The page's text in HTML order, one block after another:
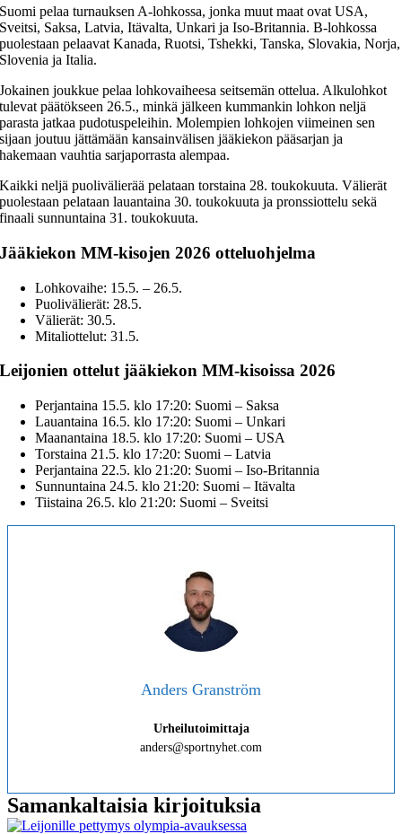
Suomi pelaa turnauksen A-lohkossa, jonka muut maat ovat USA,
Sveitsi, Saksa, Latvia, Itävalta, Unkari ja Iso-Britannia. B-lohkossa
puolestaan pelaavat Kanada, Ruotsi, Tshekki, Tanska, Slovakia, Norja,
Slovenia ja Italia.
Jokainen joukkue pelaa lohkovaiheesa seitsemän ottelua. Alkulohkot
tulevat päätökseen 26.5., minkä jälkeen kummankin lohkon neljä
parasta jatkaa pudotuspeleihin. Molempien lohkojen viimeinen sen
sijaan joutuu jättämään kansainvälisen jääkiekon pääsarjan ja
hakemaan vauhtia sarjaporrasta alempaa.
Kaikki neljä puolivälierää pelataan torstaina 28. toukokuuta. Välierät
puolestaan pelataan lauantaina 30. toukokuuta ja pronssiottelu sekä
finaali sunnuntaina 31. toukokuuta.
Jääkiekon MM-kisojen 2026 otteluohjelma
Lohkovaihe: 15.5. – 26.5.
Puolivälierät: 28.5.
Välierät: 30.5.
Mitaliottelut: 31.5.
Leijonien ottelut jääkiekon MM-kisoissa 2026
Perjantaina 15.5. klo 17:20: Suomi – Saksa
Lauantaina 16.5. klo 17:20: Suomi – Unkari
Maanantaina 18.5. klo 17:20: Suomi – USA
Torstaina 21.5. klo 17:20: Suomi – Latvia
Perjantaina 22.5. klo 21:20: Suomi – Iso-Britannia
Sunnuntaina 24.5. klo 21:20: Suomi – Itävalta
Tiistaina 26.5. klo 21:20: Suomi – Sveitsi
Anders Granström
Urheilutoimittaja
anders@sportnyhet.com
Samankaltaisia kirjoituksia